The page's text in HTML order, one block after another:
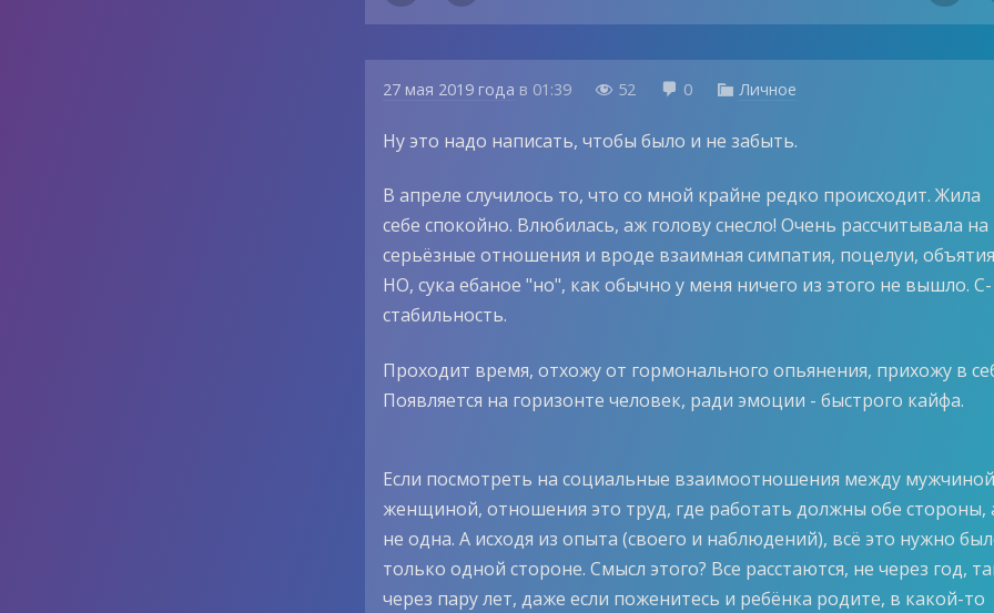
27 мая 2019 года в 01:39  52  0  Личное
Ну это надо написать, чтобы было и не забыть.
В апреле случилось то, что со мной крайне редко происходит. Жила
себе спокойно. Влюбилась, аж голову снесло! Очень рассчитывала на
серьёзные отношения и вроде взаимная симпатия, поцелуи,
НО, сука ебаное "но", как обычно у меня ничего из этого не вышло. С-
стабильность.
Проходит время, отхожу от гормонального опьянения, прихожу в
Появляется на горизонте человек, ради эмоции - быстрого кайфа.
Если посмотреть на социальные взаимоотношения между
женщиной, отношения это труд, где работать должны обе стороны,
не одна. А исходя из опыта (своего и наблюдений), всё это нужно
только одной стороне. Смысл этого? Все расстаются, не через год,
через пару лет, даже если поженитесь и ребёнка родите, в какой-то